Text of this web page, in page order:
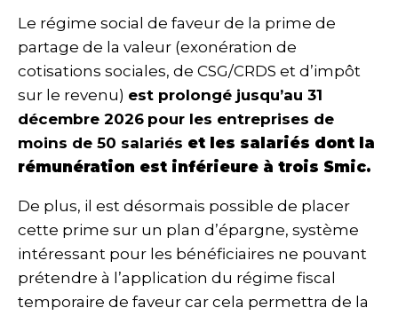
Le régime social de faveur de la prime de
partage de la valeur (exonération de
cotisations sociales, de CSG/CRDS et d’impôt
sur le revenu) est prolongé jusqu’au 31
décembre 2026 pour les entreprises de
moins de 50 salariés et les salariés dont la
rémunération est inférieure à trois Smic.
De plus, il est désormais possible de placer
cette prime sur un plan d’épargne, système
intéressant pour les bénéficiaires ne pouvant
prétendre à l’application du régime fiscal
temporaire de faveur car cela permettra de la